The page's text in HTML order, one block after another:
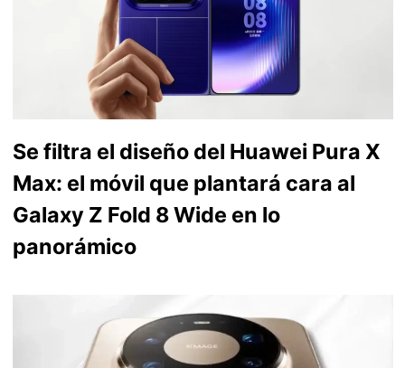
Se filtra el diseño del Huawei Pura X
Max: el móvil que plantará cara al
Galaxy Z Fold 8 Wide en lo
panorámico